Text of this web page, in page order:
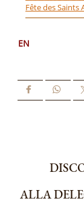
Fête des Saints
EN
ALLA